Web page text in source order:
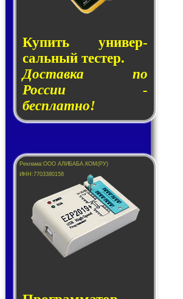
Купить уни­вер­
саль­ный тес­тер.
Доставка по
России -
бесплатно!